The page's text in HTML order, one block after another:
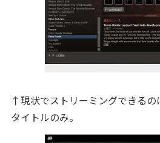
↑現状でストリーミングできる
タイトルのみ。